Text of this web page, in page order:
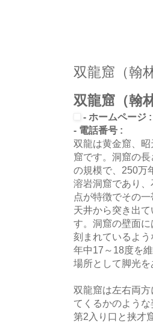
双龍窟（翰
双龍窟（翰
- ホームページ :
- 電話番号 :
双龍は黄金窟、
窟です。洞窟の
の規模で、250万
溶岩洞窟であり
点が特徴でその
天井から突き出
す。洞窟の壁面
刻まれているよ
年中17～18度を
場所として脚光を
双龍窟は左右両
てくるかのよう
第2入り口と挟才